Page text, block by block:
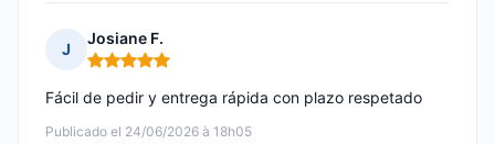
J
Josiane F.
Nota: 5 de 5
Publicado el 24/06/2026 à 18h05
Fácil de pedir y entrega rápida con plazo respetado